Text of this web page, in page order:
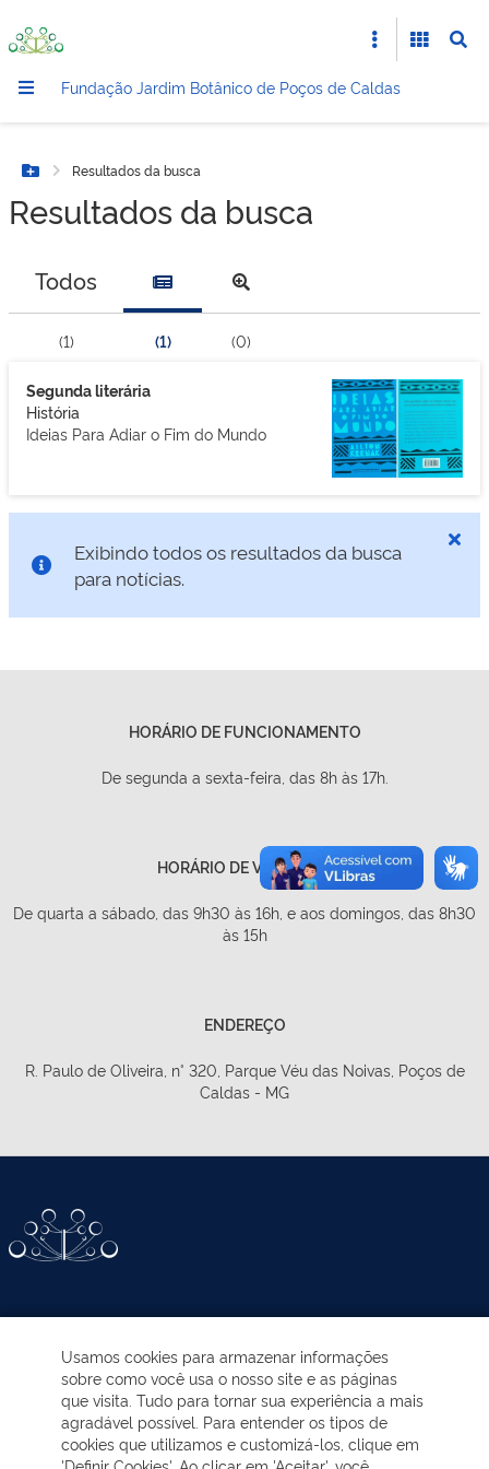
Fundação Jardim Botânico de Poços de Caldas
Botão Menu
Resultados da busca
Resultados da busca
Todos
(1) (1) (0)
Segunda literária
História
Ideias Para Adiar o Fim do Mundo
Exibindo todos os resultados da busca
para notícias.
HORÁRIO DE FUNCIONAMENTO
De segunda a sexta-feira, das 8h às 17h.
HORÁRIO DE VISITAÇÃO
De quarta a sábado, das 9h30 às 16h, e aos domingos, das 8h30
às 15h
ENDEREÇO
R. Paulo de Oliveira, n° 320, Parque Véu das Noivas, Poços de
Caldas - MG
EDUCAÇÃO AMBIENTAL
NOTÍCIAS
Usamos cookies para armazenar informações
sobre como você usa o nosso site e as páginas
que visita. Tudo para tornar sua experiência a mais
agradável possível. Para entender os tipos de
cookies que utilizamos e customizá-los, clique em